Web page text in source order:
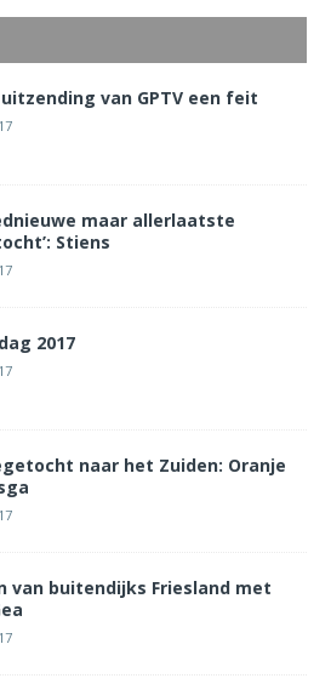
van GPTV een feit
maar allerlaatste
Stiens
2017
naar het Zuiden: Oranje
van buitendijks Friesland met